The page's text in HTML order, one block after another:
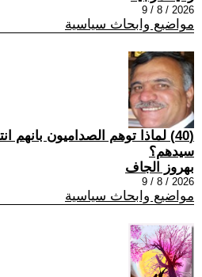
2026 / 8 / 9
مواضيع وابحاث سياسية
(40) ‏لماذا توهم الصداميون بانهم
سيدهم؟
بهروز الجاف
2026 / 8 / 9
مواضيع وابحاث سياسية